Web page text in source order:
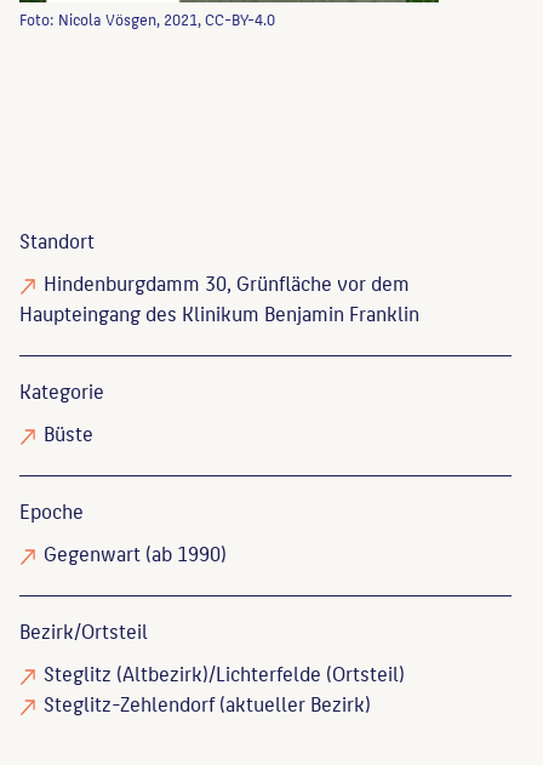
Foto: Nicola Vösgen, 2021, CC-BY-4.0
Standort
Hindenburgdamm 30, Grünfläche vor dem
Haupteingang des Klinikum Benjamin Franklin
Kategorie
Büste
Epoche
Gegenwart (ab 1990)
Bezirk/Ortsteil
Steglitz (Altbezirk)/Lichterfelde (Ortsteil)
Steglitz-Zehlendorf (aktueller Bezirk)